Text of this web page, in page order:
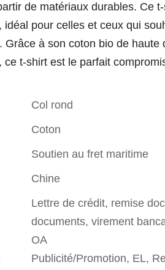
de matériaux durables. Ce
idéal pour celles et ceux qui
Grâce à son coton bio de haute
ce t-shirt est le parfait
Col rond
Coton
Soutien au fret maritime
Chine
Lettre de crédit, remise
documents, virement
OA
Publicité/Promotion, EL,